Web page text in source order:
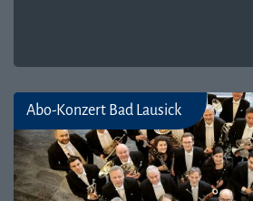
Abo-Konzert Bad Lausick